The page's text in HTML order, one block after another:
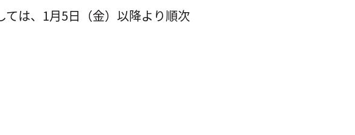
は、1月5日（金）以降より順次